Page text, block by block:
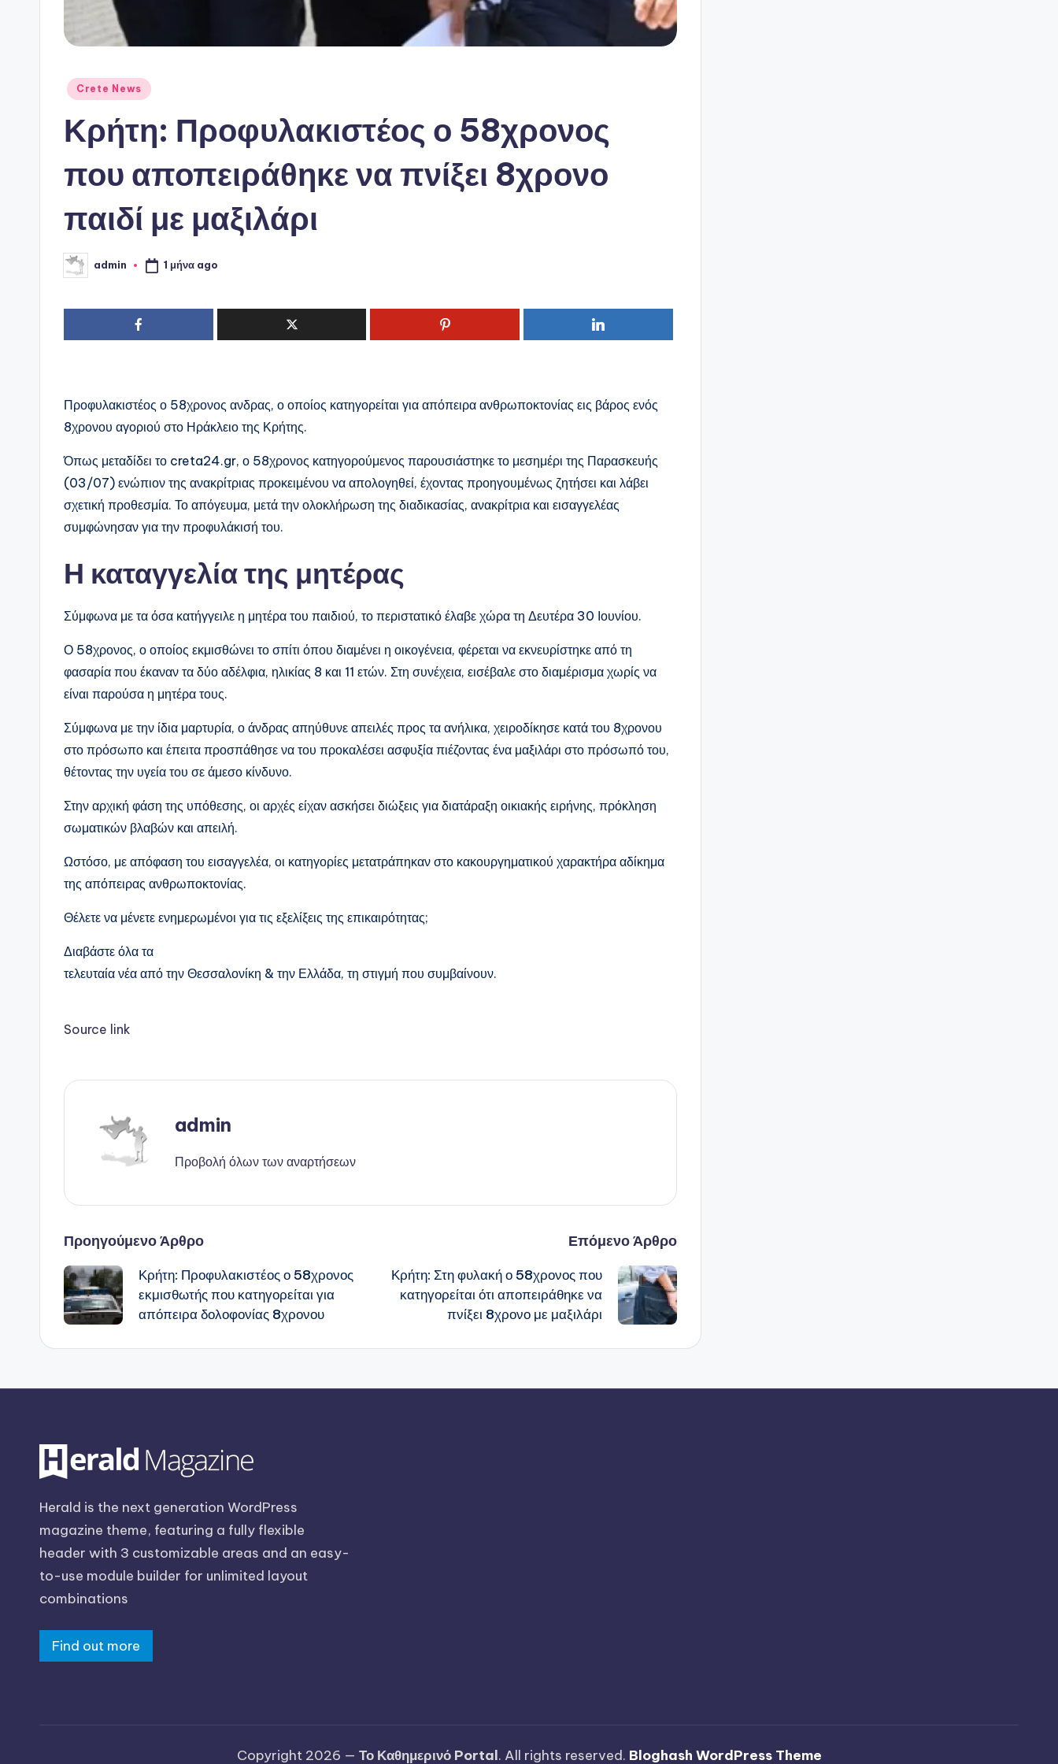
Αναρτήθηκε
Crete News
Κρήτη: Προφυλακιστέος ο 58χρονος
που αποπειράθηκε να πνίξει 8χρονο
παιδί με μαξιλάρι
Συγγραφέας:
admin 1 μήνα ago
Προφυλακιστέος ο 58χρονος ανδρας, ο οποίος κατηγορείται για απόπειρα ανθρωποκτονίας εις βάρος ενός
8χρονου αγοριού στο Ηράκλειο της Κρήτης.
Όπως μεταδίδει το creta24.gr, ο 58χρονος κατηγορούμενος παρουσιάστηκε το μεσημέρι της Παρασκευής
(03/07) ενώπιον της ανακρίτριας προκειμένου να απολογηθεί, έχοντας προηγουμένως ζητήσει και λάβει
σχετική προθεσμία. Το απόγευμα, μετά την ολοκλήρωση της διαδικασίας, ανακρίτρια και εισαγγελέας
συμφώνησαν για την προφυλάκισή του.
Η καταγγελία της μητέρας
Σύμφωνα με τα όσα κατήγγειλε η μητέρα του παιδιού, το περιστατικό έλαβε χώρα τη Δευτέρα 30 Ιουνίου.
Ο 58χρονος, ο οποίος εκμισθώνει το σπίτι όπου διαμένει η οικογένεια, φέρεται να εκνευρίστηκε από τη
φασαρία που έκαναν τα δύο αδέλφια, ηλικίας 8 και 11 ετών. Στη συνέχεια, εισέβαλε στο διαμέρισμα χωρίς να
είναι παρούσα η μητέρα τους.
Σύμφωνα με την ίδια μαρτυρία, ο άνδρας απηύθυνε απειλές προς τα ανήλικα, χειροδίκησε κατά του 8χρονου
στο πρόσωπο και έπειτα προσπάθησε να του προκαλέσει ασφυξία πιέζοντας ένα μαξιλάρι στο πρόσωπό του,
θέτοντας την υγεία του σε άμεσο κίνδυνο.
Στην αρχική φάση της υπόθεσης, οι αρχές είχαν ασκήσει διώξεις για διατάραξη οικιακής ειρήνης, πρόκληση
σωματικών βλαβών και απειλή.
Ωστόσο, με απόφαση του εισαγγελέα, οι κατηγορίες μετατράπηκαν στο κακουργηματικού χαρακτήρα αδίκημα
της απόπειρας ανθρωποκτονίας.
Θέλετε να μένετε ενημερωμένοι για τις εξελίξεις της επικαιρότητας;
Διαβάστε όλα τα
τελευταία νέα από την Θεσσαλονίκη & την Ελλάδα, τη στιγμή που συμβαίνουν.
Source link
admin
Προβολή όλων των αναρτήσεων
Πλοήγηση
δημοσιεύσεων
Προηγούμενο Άρθρο
Κρήτη: Προφυλακιστέος ο 58χρονος
εκμισθωτής που κατηγορείται για
απόπειρα δολοφονίας 8χρονου
Επόμενο Άρθρο
Κρήτη: Στη φυλακή ο 58χρονος που
κατηγορείται ότι αποπειράθηκε να
πνίξει 8χρονο με μαξιλάρι
Herald is the next generation WordPress
magazine theme, featuring a fully flexible
header with 3 customizable areas and an easy-
to-use module builder for unlimited layout
combinations
Find out more
Copyright 2026 — Το Καθημερινό Portal. All rights reserved. Bloghash WordPress Theme